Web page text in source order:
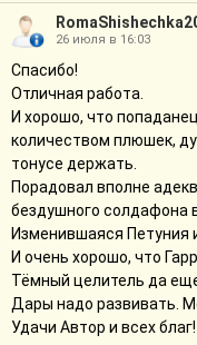
26 июля в 16:03
Спасибо!
Отличная работа.
И хорошо, что
количеством плюшек,
тонусе держать.
Порадовал вполне
бездушного солдафона
Изменившаяся Петуния
И очень хорошо, что
Тёмный целитель да
Дары надо развивать.
Удачи Автор и всех благ!